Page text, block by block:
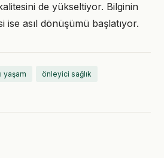
de yükseltiyor. Bilginin
ise asıl dönüşümü başlatıyor.
yaşam önleyici sağlık